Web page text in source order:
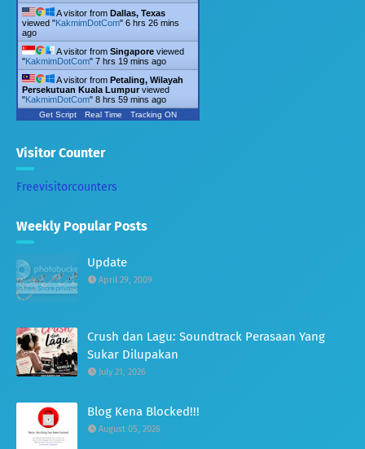
A visitor from Dallas, Texas
viewed "KakmimDotCom" 6 hrs 26 mins
ago
A visitor from Singapore viewed
"KakmimDotCom" 7 hrs 19 mins ago
A visitor from Petaling, Wilayah
Persekutuan Kuala Lumpurviewed
"KakmimDotCom" 8 hrs 59 mins ago
Get Script Real Time Tracking ON
Visitor Counter
Freevisitorcounters
Weekly Popular Posts
Update
April 29, 2009
Crush dan Lagu: Soundtrack Perasaan Yang
Sukar Dilupakan
July 21, 2026
Blog Kena Blocked!!!
August 05, 2026